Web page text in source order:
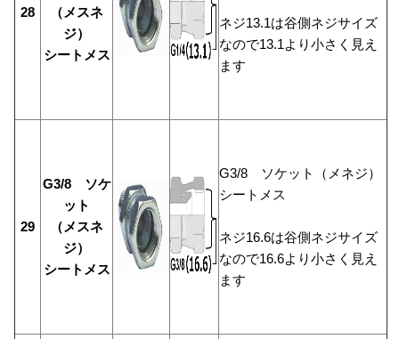
28
（メスネ
ジ）
シートメス
ネジ13.1は谷側ネジサイズ
なので13.1より小さく見え
ます
29
G3/8 ソケ
ット
（メスネ
ジ）
シートメス
G3/8 ソケット（メネジ）
シートメス
ネジ16.6は谷側ネジサイズ
なので16.6より小さく見え
ます